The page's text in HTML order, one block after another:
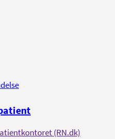
(RN.dk)